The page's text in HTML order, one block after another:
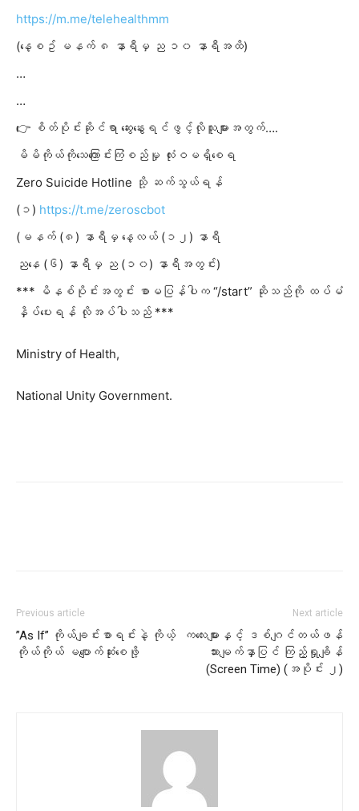
https://m.me/telehealthmm
(နေ့စဥ် မနက် ၈ နာရီမှ ည ၁၀ နာရီအထိ)
…
…
👉 စိတ်ပိုင်းဆိုင်ရာ ဆွေးနွေးရင်ဖွင့်လိုသူများအတွက်….
မိမိကိုယ်ကိုသေကြောင်းကြံစည်မှု လုံးဝမရှိစေရ
Zero Suicide Hotline သို့ ဆက်သွယ်ရန်
(၁) https://t.me/zeroscbot
(မနက် (၈) နာရီမှ နေ့လယ် (၁၂) နာရီ
ညနေ (၆) နာရီမှ ည (၁၀) နာရီအတွင်း)
*** မိနစ်ပိုင်းအတွင်း စာမပြန်ပါက “/start” ဆိုသည်ကို ထပ်မံ
နှိပ်ပေးရန် လိုအပ်ပါသည် ***
Ministry of Health,
National Unity Government.
Previous article
‌‎”As If” ကိုယ်ချင်းစာရင်းနဲ့ ကိုယ့်
ကိုယ်ကိုယ် မပျောက်ဆုံးစေဖို‎့
Next article
ကလေးများနှင့် ဒစ်ဂျင်တယ်ဖန်
သားမျက်နှာပြင် ကြည့်ရှုချိန်
(Screen Time) (အပိုင်း ၂)